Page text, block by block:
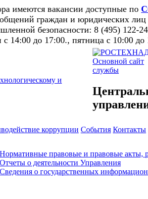
имеются вакансии доступные по
граждан и юридических
безопасности: 8 (495)
с 14:00 до 17:00., пятница с 10:00
Основной сайт
службы
коррупции События Контакты
Нормативные правовые и правовые акты,
Отчеты о деятельности Управления
Сведения о государственных